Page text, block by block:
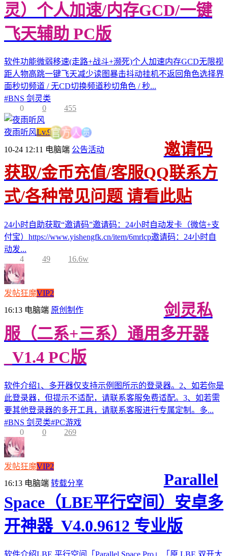
灵）个人加速/内存GCD/一键
飞天辅助 PC版
软件功能微弱移速(走路+战斗+濒死)个人加速内存GCD无限视
距人物高跳一键飞天减少读图暴击抖动挂机不返回角色选择界
面秒切频道 / 无CD切换频道秒切角色 / 秒...
#BNS 剑灵类
0
0 455
夜雨听风Lv.9官 方 人员
10-24 12:11 电脑端 公告活动
邀请码
获取/金币充值/客服QQ联系方
式/各种常见问题 请看此贴
24小时自助获取“邀请码”邀请码：24小时自动发卡（微信+支
付宝）https://www.yishengfk.cn/item/6mrlcp邀请码：24小时自
动发...
4
49 16.6w
发帖狂魔VIP2
16:13 电脑端 原创制作
剑灵私
服（二系+三系）通用多开器
_V1.4 PC版
软件介绍1、多开器仅支持示例图所示的登录器。2、如若你是
此登录器，但提示不适配，请联系客服免费适配。3、如若需
要其他登录器的多开工具，请联系客服进行专属定制。多...
#BNS 剑灵类#PC游戏
0
0 269
发帖狂魔VIP2
16:13 电脑端 转载分享
Parallel
Space（LBE平行空间）安卓多
开神器_V4.0.9612 专业版
软件介绍LBE 平行空间「Parallel Space Pro」「原 LBE 双开大